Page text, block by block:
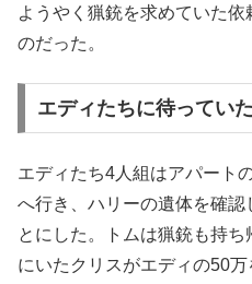
ようやく猟銃を求めていた依
のだった。
エディたちに待ってい
エディたち4人組はアパート
へ行き、ハリーの遺体を確認
とにした。トムは猟銃も持
にいたクリスがエディの50